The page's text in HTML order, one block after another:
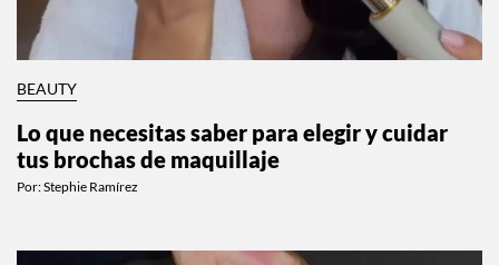
BEAUTY
Lo que necesitas saber para elegir y cuidar
tus brochas de maquillaje
Por:Stephie Ramírez